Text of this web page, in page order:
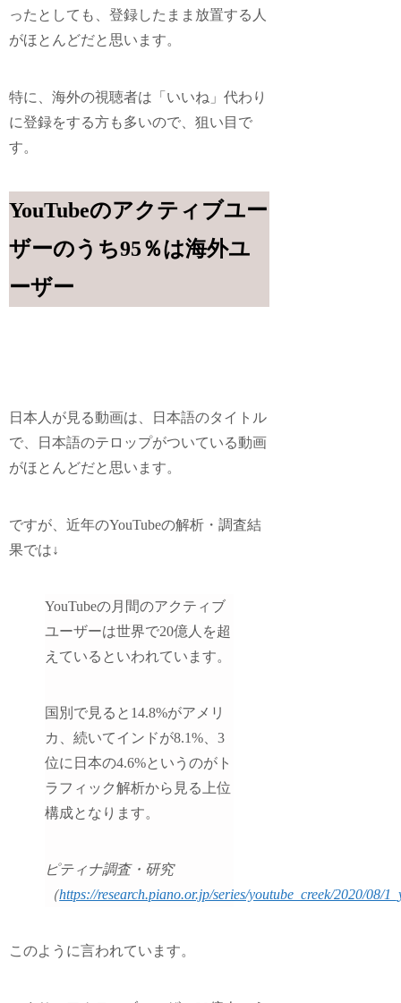
ったとしても、登録したまま放置する人
がほとんどだと思います。
特に、海外の視聴者は「いいね」代わり
に登録をする方も多いので、狙い目で
す。
YouTubeのアクティブユー
ザーのうち95％は海外ユ
ーザー
日本人が見る動画は、日本語のタイトル
で、日本語のテロップがついている動画
がほとんどだと思います。
ですが、近年のYouTubeの解析・調査結
果では↓
YouTubeの月間のアクティブ
ユーザーは世界で20億人を超
えているといわれています。
国別で見ると14.8%がアメリ
カ、続いてインドが8.1%、3
位に日本の4.6%というのがト
ラフィック解析から見る上位
構成となります。
ピティナ調査・研究
（https://research.piano.or.jp/series/youtube_creek/2020/08/
このように言われています。